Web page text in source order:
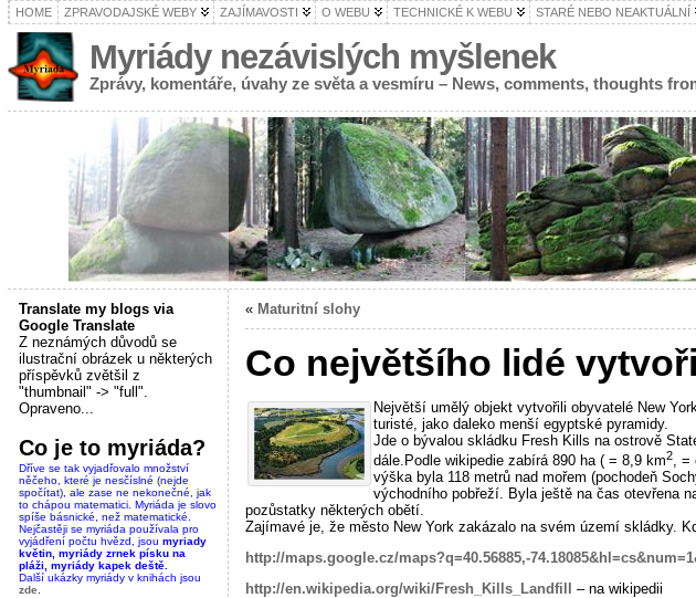
HOME ZPRAVODAJSKÉ WEBY ZAJÍMAVOSTI O WEBU TECHNICKÉ K WEBU STARÉ NEBO NEAKTUÁLNÍ
Myriády nezávislých myšlenek
Zprávy, komentáře, úvahy ze světa a vesmíru – News, comments, thoughts
Translate my blogs via
Google Translate
Z neznámých důvodů se
ilustrační obrázek u některých
příspěvků zvětšil z
"thumbnail" -> "full".
Opraveno...
Co je to myriáda?
Dříve se tak vyjadřovalo množství
něčeho, které je nesčíslné (nejde
spočítat), ale zase ne nekonečné, jak
to chápou matematici. Myriáda je slovo
spíše básnické, než matematické.
Nejčastěji se myriáda používala pro
vyjádření počtu hvězd, jsou myriady
květin, myriády zrnek písku na
pláži, myriády kapek deště.
Další ukázky myriády v knihách jsou
zde
« Maturitní slohy
Co největšího lidé
Největší umělý objekt vytvořili obyvatelé New
turisté, jako daleko menší egyptské pyramidy.
Jde o bývalou skládku Fresh Kills na ostrově
dále. Podle wikipedie zabírá 890 ha ( = 8,9 km2, =
výška byla 118 metrů nad mořem (pochodeň
východního pobřeží. Byla ještě na čas otevřena
pozůstatky některých obětí.
Zajímavé je, že město New York zakázalo na svém území skládky.
http://maps.google.cz/maps?q=40.56885,-
http://en.wikipedia.org/wiki/Fresh_Kills_Landfill – na wikipedii